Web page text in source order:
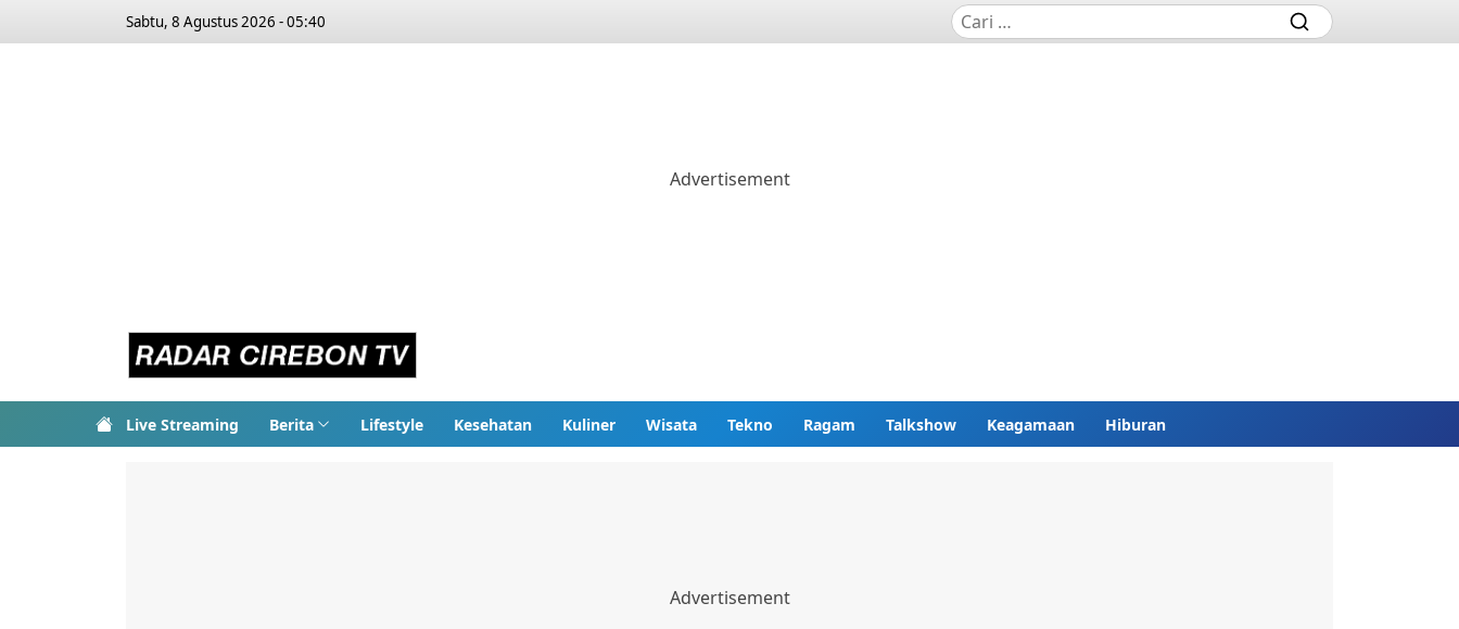
Sabtu, 8 Agustus 2026 - 05:40
Live Streaming Berita Lifestyle Kesehatan Kuliner Wisata Tekno Ragam Talkshow Keagamaan Hiburan